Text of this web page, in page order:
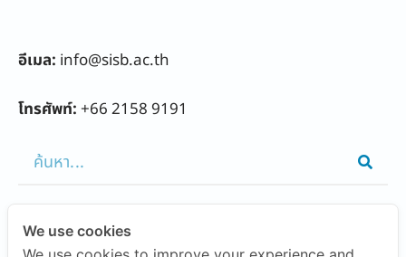
อีเมล: info@sisb.ac.th
โทรศัพท์: +66 2158 9191
FEATURED LINKS
We use cookies